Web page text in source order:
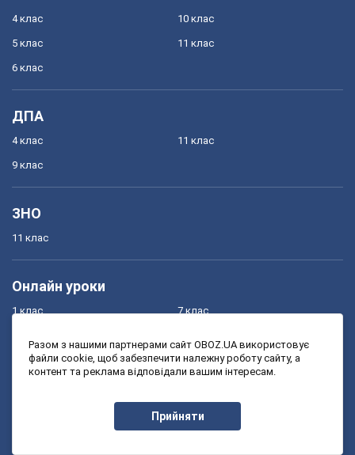
4 клас
5 клас
6 клас
10 клас
11 клас
ДПА
4 клас
9 клас
11 клас
ЗНО
11 клас
Онлайн уроки
1 клас
3 клас
7 клас
9 клас
Разом з нашими партнерами сайт OBOZ.UA використовує
файли cookie, щоб забезпечити належну роботу сайту, а
контент та реклама відповідали вашим інтересам.
Прийняти